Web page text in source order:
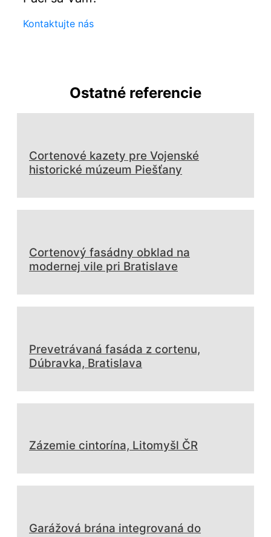
Kontaktujte nás
Ostatné referencie
Cortenové kazety pre Vojenské
historické múzeum Piešťany
Cortenový fasádny obklad na
modernej vile pri Bratislave
Prevetrávaná fasáda z cortenu,
Dúbravka, Bratislava
Zázemie cintorína, Litomyšl ČR
Garážová brána integrovaná do